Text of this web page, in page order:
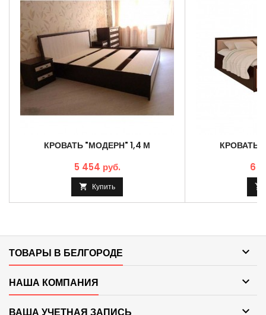
КРОВАТЬ "МОДЕРН" 1,4 М
5 454 руб.
 Купить
КРОВАТЬ
6

ТОВАРЫ В БЕЛГОРОДЕ 
НАША КОМПАНИЯ 
